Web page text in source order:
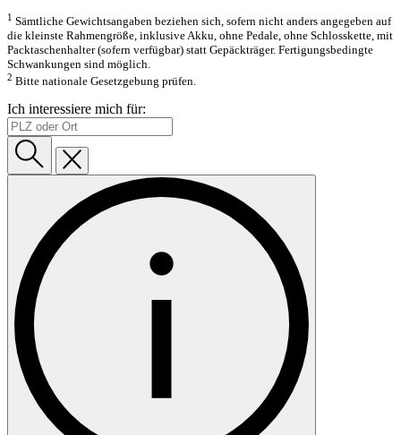
1 Sämtliche Gewichtsangaben beziehen sich, sofern nicht anders angegeben auf
die kleinste Rahmengröße, inklusive Akku, ohne Pedale, ohne Schlosskette, mit
Packtaschenhalter (sofern verfügbar) statt Gepäckträger. Fertigungsbedingte
Schwankungen sind möglich.
2 Bitte nationale Gesetzgebung prüfen.
Ich interessiere mich für: